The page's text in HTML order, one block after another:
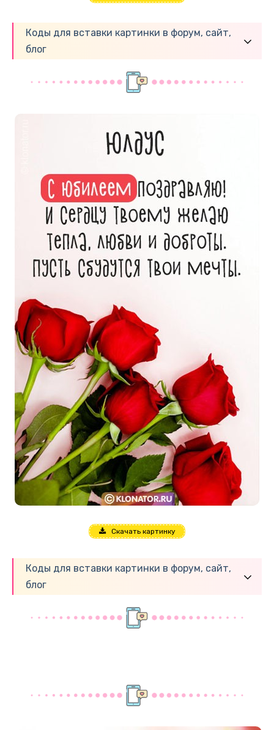
Коды для вставки картинки в форум, сайт,
блог
Скачать картинку
Коды для вставки картинки в форум, сайт,
блог